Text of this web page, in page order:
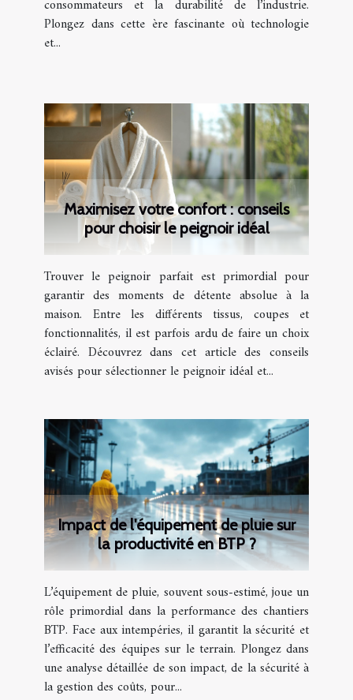
consommateurs et la durabilité de l’industrie.
Plongez dans cette ère fascinante où technologie
et...
Maximisez votre confort : conseils
pour choisir le peignoir idéal
Trouver le peignoir parfait est primordial pour
garantir des moments de détente absolue à la
maison. Entre les différents tissus, coupes et
fonctionnalités, il est parfois ardu de faire un choix
éclairé. Découvrez dans cet article des conseils
avisés pour sélectionner le peignoir idéal et...
Impact de l'équipement de pluie sur
la productivité en BTP ?
L’équipement de pluie, souvent sous-estimé, joue un
rôle primordial dans la performance des chantiers
BTP. Face aux intempéries, il garantit la sécurité et
l’efficacité des équipes sur le terrain. Plongez dans
une analyse détaillée de son impact, de la sécurité à
la gestion des coûts, pour...